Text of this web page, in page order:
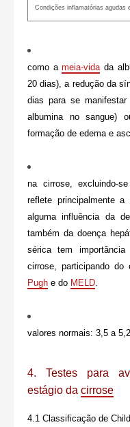
Condições inflamatórias agudas
como ameia-vidada
20 dias), a redução da
dias para se manifestar
albumina no sangue)
formação de edema e
na cirrose, excluindo-
reflete principalmente
alguma influência da
também da doença
sérica tem
cirrose, participando
Pugh e do MELD.
valores normais: 3,5 a
4. Testes para
estágio da cirrose
4.1 Classificação de